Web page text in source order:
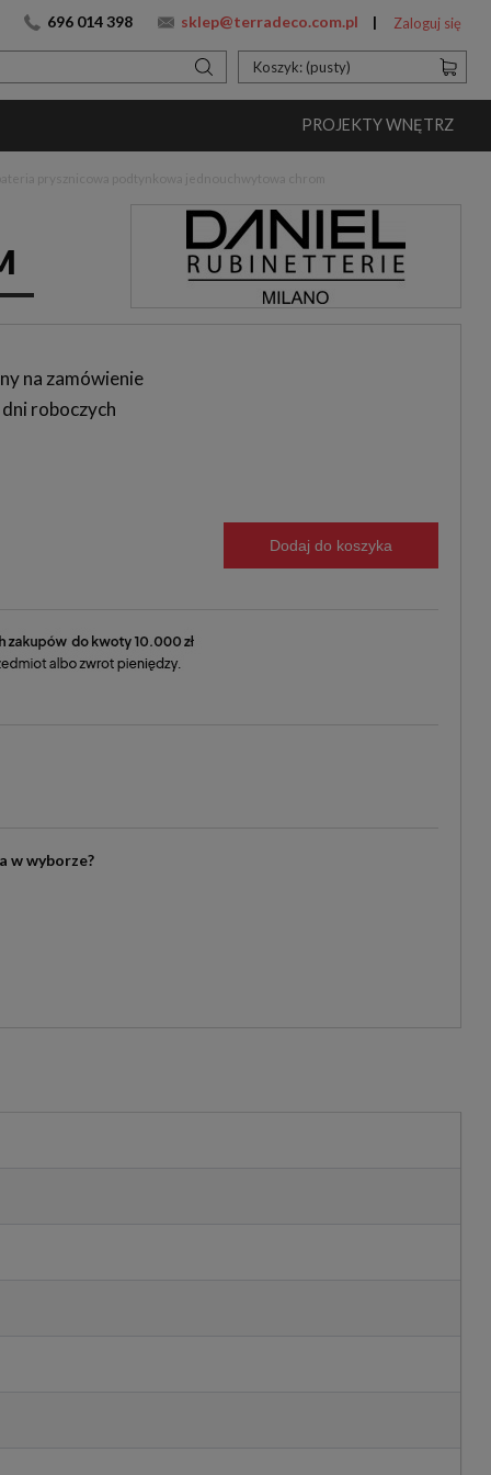
696 014 398 sklep@terradeco.com.pl Zaloguj się
Koszyk: (pusty)
PROJEKTY WNĘTRZ
na zamówienie
roboczych
Dodaj do koszyka
w wyborze?